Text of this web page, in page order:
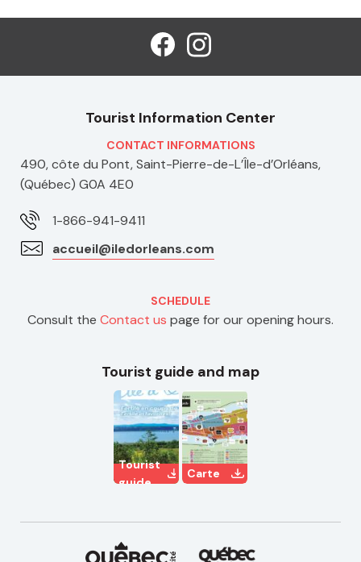
Tourist Information Center
CONTACT INFORMATIONS
490, côte du Pont, Saint-Pierre-de-L’Île-d’Orléans,
(Québec) G0A 4E0
1-866-941-9411
accueil@iledorleans.com
SCHEDULE
Consult the Contact us page for our opening hours.
Tourist guide and map
Tourist
guide
Carte